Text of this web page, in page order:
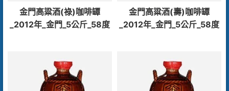
金門高粱酒(祿)咖啡罈
_2012年_金門_5公斤_58度
金門高粱酒(壽)咖啡罈
_2012年_金門_5公斤_58度